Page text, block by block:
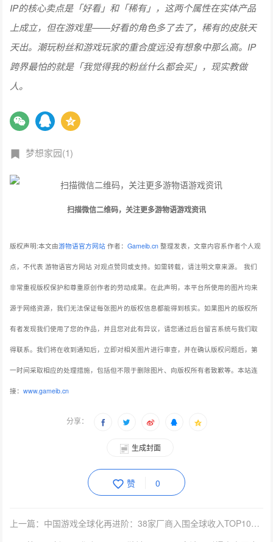
IP的核心卖点是「好看」和「稀有」，这两个属性在实体产品
上成立，但在游戏里——好看的角色多了去了，稀有的皮肤天
天出。潮玩粉丝和游戏玩家的重合度远没有想象中那么高。IP
跨界最怕的就是「我觉得我的粉丝什么都会买」，现实教做
人。
梦想家园(1)
扫描微信二维码，关注更多游物语游戏资讯
版权声明:本文由游物语官方网站 作者：Gameib.cn 整理发表，文章内容系作者个人观
点，不代表 游物语官方网站 对观点赞同或支持。如需转载，请注明文章来源。 我们
非常重视版权保护和尊重原创作者的劳动成果。在此声明，本平台所使用的图片均来
源于网络资源，我们无法保证每张图片的版权信息都能得到核实。如果图片的版权所
有者发现我们使用了您的作品，并且您对此有异议，请您通过后台留言系统与我们取
得联系。我们将在收到通知后，立即对相关图片进行审查，并在确认版权问题后，第
一时间采取相应的处理措施，包括但不限于删除图片、向版权所有者致歉等。本站连
接：www.gameib.cn
分享：
生成封面
赞 0
上一篇：中国游戏全球化再进阶：38家厂商入围全球收入TOP100，腾讯稳坐冠军宝座